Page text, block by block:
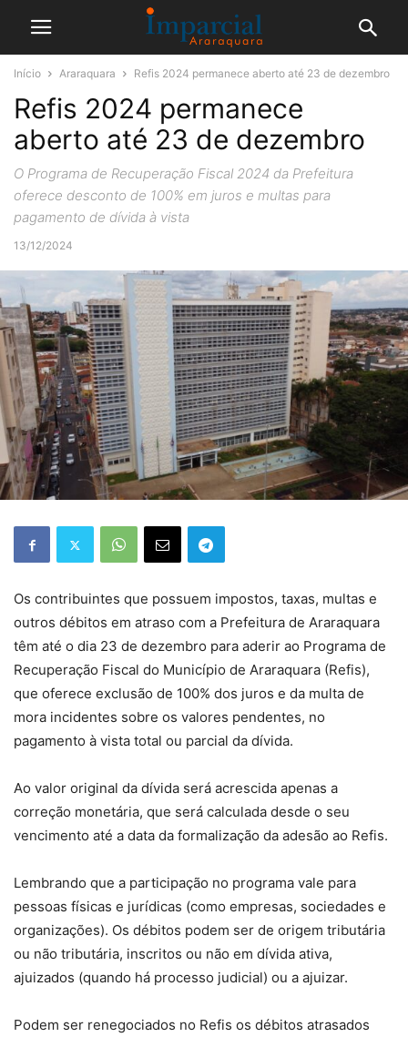
Início Araraquara Refis 2024 permanece aberto até 23 de dezembro
Refis 2024 permanece
aberto até 23 de dezembro
O Programa de Recuperação Fiscal 2024 da Prefeitura
oferece desconto de 100% em juros e multas para
pagamento de dívida à vista
13/12/2024
Os contribuintes que possuem impostos, taxas, multas e
outros débitos em atraso com a Prefeitura de Araraquara
têm até o dia 23 de dezembro para aderir ao Programa de
Recuperação Fiscal do Município de Araraquara (Refis),
que oferece exclusão de 100% dos juros e da multa de
mora incidentes sobre os valores pendentes, no
pagamento à vista total ou parcial da dívida.
Ao valor original da dívida será acrescida apenas a
correção monetária, que será calculada desde o seu
vencimento até a data da formalização da adesão ao Refis.
Lembrando que a participação no programa vale para
pessoas físicas e jurídicas (como empresas, sociedades e
organizações). Os débitos podem ser de origem tributária
ou não tributária, inscritos ou não em dívida ativa,
ajuizados (quando há processo judicial) ou a ajuizar.
Podem ser renegociados no Refis os débitos atrasados